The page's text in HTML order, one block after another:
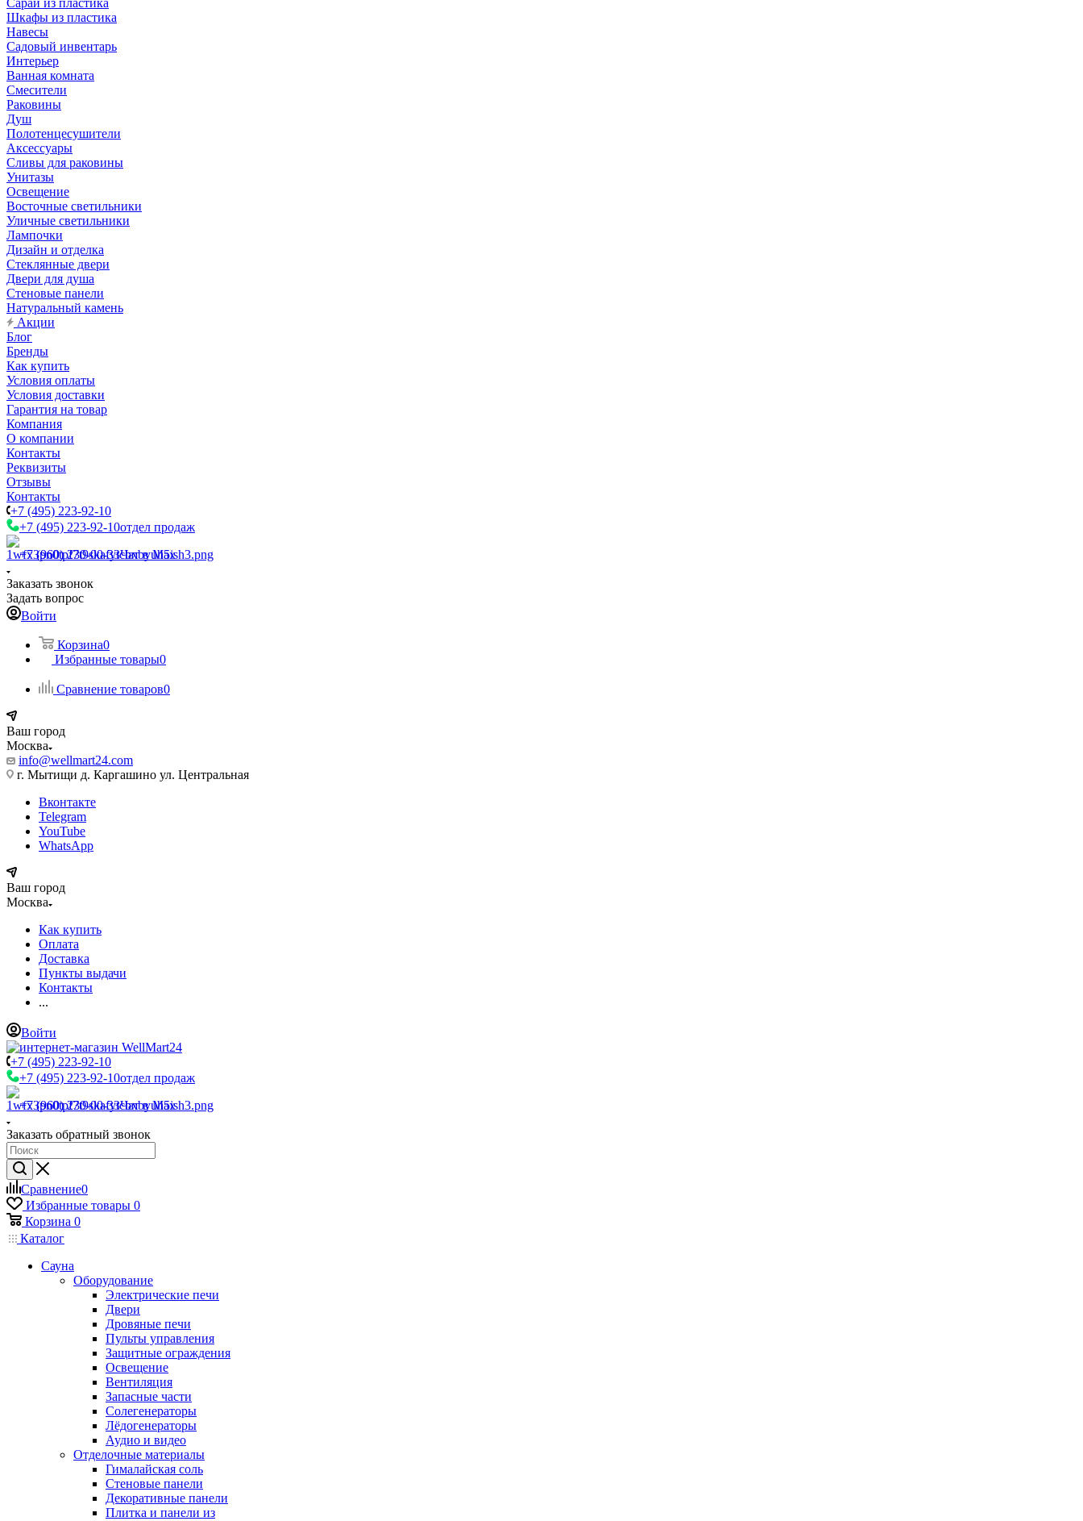
Сараи из пластика
Шкафы из пластика
Навесы
Садовый инвентарь
Интерьер
Ванная комната
Смесители
Раковины
Душ
Полотенцесушители
Аксессуары
Сливы для раковины
Унитазы
Освещение
Восточные светильники
Уличные светильники
Лампочки
Дизайн и отделка
Стеклянные двери
Двери для душа
Стеновые панели
Натуральный камень
Акции
Блог
Бренды
Как купить
Условия оплаты
Условия доставки
Гарантия на товар
Компания
О компании
Контакты
Реквизиты
Отзывы
Контакты
+7 (495) 223-92-10
+7 (495) 223-92-10отдел продаж
+7 (960) 230-00-33Чат в Max
Заказать звонок
Задать вопрос
Войти
Корзина0
Избранные товары0
Сравнение товаров0
Ваш город
Москва
info@wellmart24.com
г. Мытищи д. Каргашино ул. Центральная
Вконтакте
Telegram
YouTube
WhatsApp
Ваш город
Москва
Как купить
Оплата
Доставка
Пункты выдачи
Контакты
...
Войти
+7 (495) 223-92-10
+7 (495) 223-92-10отдел продаж
+7 (960) 230-00-33Чат в Max
Заказать обратный звонок
Сравнение0
Избранные товары 0
Корзина 0
Каталог
Сауна
Оборудование
Электрические печи
Двери
Дровяные печи
Пульты управления
Защитные ограждения
Освещение
Вентиляция
Запасные части
Солегенераторы
Лёдогенераторы
Аудио и видео
Отделочные материалы
Гималайская соль
Стеновые панели
Декоративные панели
Плитка и панели из